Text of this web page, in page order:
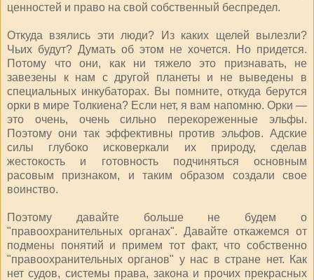
ценностей и право на свой собственный беспредел.
Откуда взялись эти люди? Из каких щелей вылезли?
Чьих будут? Думать об этом не хочется. Но придется.
Потому что они, как ни тяжело это признавать, не
завезены к нам с другой планеты и не выведены в
специальных инкубаторах. Вы помните, откуда берутся
орки в мире Толкиена? Если нет, я вам напомню. Орки —
это очень, очень сильно перекореженные эльфы.
Поэтому они так эффективны против эльфов. Адские
силы глубоко исковеркали их природу, сделав
жестокость и готовность подчиняться основным
расовым признаком, и таким образом создали свое
воинство.
Поэтому давайте больше не будем о
"правоохранительных органах". Давайте откажемся от
подмены понятий и примем тот факт, что собственно
"правоохранительных органов" у нас в стране нет. Как
нет судов, системы права, закона и прочих прекрасных